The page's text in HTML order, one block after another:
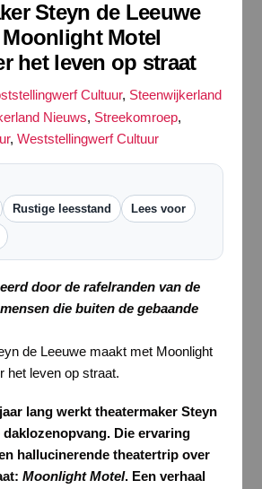
Steyn de Leeuwe
Moonlight Motel
het leven op straat
Cultuur, Steenwijkerland
Nieuws, Streekomroep,
, Weststellingwerf Cultuur
Rustige leesstand Lees voor
door de rafelranden van de
die buiten de gebaande
de Leeuwe maakt met Moonlight
het leven op straat.
lang werkt theatermaker Steyn
daklozenopvang. Die ervaring
hallucinerende theatertrip over
Moonlight Motel. Een verhaal